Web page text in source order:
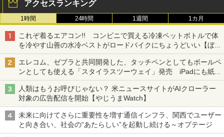
アクセスランキング
1時間 24時間 1週間 1カ月
これぞ着るエアコン!! コンビニで買える冷凍ペットボトルで体
を冷やす山善の水冷ベストがロードバイクにちょうどいい【ぼっ
ち・ざ・ろーど！その14】【空いた時間でなにしてる？】
エレコム、ゼブラと共同開発した、タッチペンとしてもボールペ
ンとしても使える「スタイラスツーウェイ」発売 iPadにも紙に
も、持ち替えずに書き込める
人類はもうお呼びじゃない？ 米ニュースサイトがAIクローラー
対象の広告配信を開始【やじうまWatch】
未来に向けてさらに重要性を増す通信インフラ、関西でユーザー
と向き合い、社会の“あたらしい”を起動し続ける～オプテージ